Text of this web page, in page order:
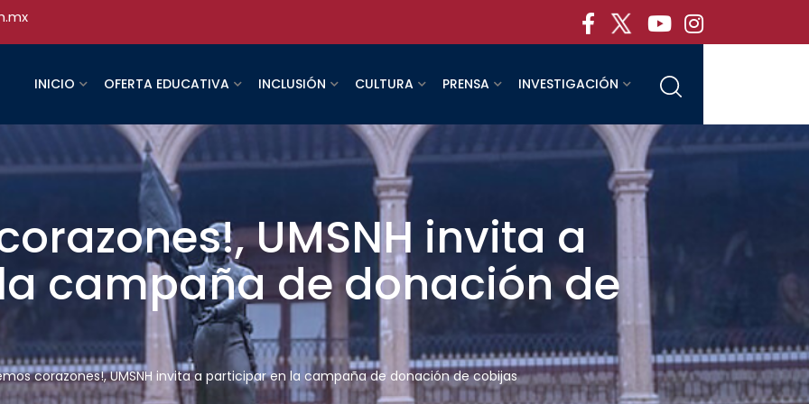
INICIO OFERTA EDUCATIVA INCLUSIÓN CULTURA PRENSA INVESTIGACIÓN
UMSNH invita a
campaña de donación de
corazones!, UMSNH invita a participar en la campaña de donación de cobijas